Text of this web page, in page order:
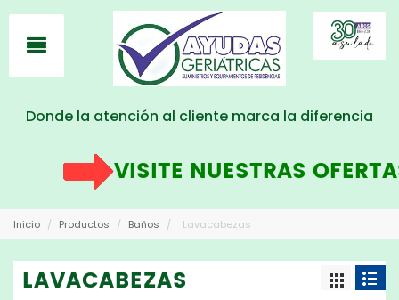
Donde la atención al cliente marca la diferencia
VISITE NUESTRAS OFERTAS
Inicio / Productos / Baños / Lavacabezas
LAVACABEZAS